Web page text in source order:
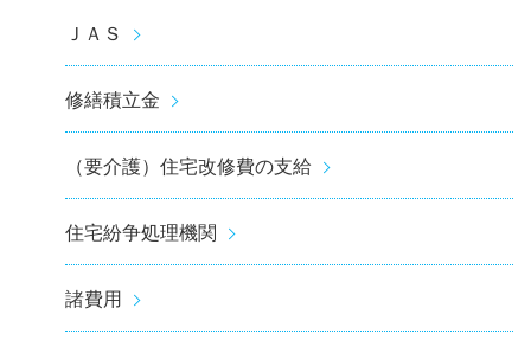
ＪＡＳ
修繕積立金
（要介護）住宅改修費の支給
住宅紛争処理機関
諸費用